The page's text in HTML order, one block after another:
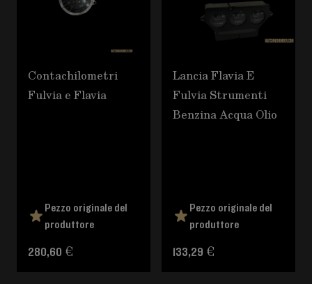
Contachilometri
Fulvia e Flavia
Pezzo originale del
produttore
280,60 €
Lancia Flavia E
Fulvia Strumenti
Benzina Acqua Olio
Pezzo originale del
produttore
133,29 €